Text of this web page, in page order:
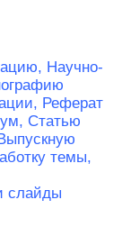
Научно-
Реферат
Статью
темы,
слайды